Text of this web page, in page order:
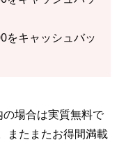
キャッシュバッ
場合は実質無料で
またまたお得間満載